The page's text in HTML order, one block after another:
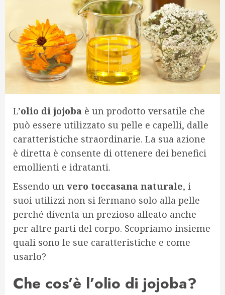
L’olio di jojoba è un prodotto versatile che
può essere utilizzato su pelle e capelli, dalle
caratteristiche straordinarie. La sua azione
è diretta è consente di ottenere dei benefici
emollienti e idratanti.
Essendo un vero toccasana naturale, i
suoi utilizzi non si fermano solo alla pelle
perché diventa un prezioso alleato anche
per altre parti del corpo. Scopriamo insieme
quali sono le sue caratteristiche e come
usarlo?
Che cos’è l’olio di jojoba?